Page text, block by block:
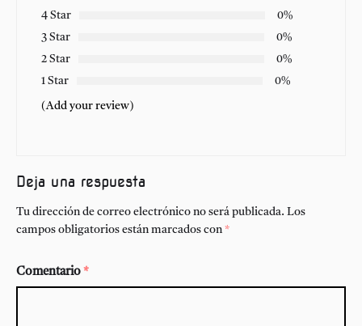
4 Star
0%
3 Star
0%
2 Star
0%
1 Star
0%
(Add your review)
Deja una respuesta
Tu dirección de correo electrónico no será publicada. Los
campos obligatorios están marcados con *
Comentario *